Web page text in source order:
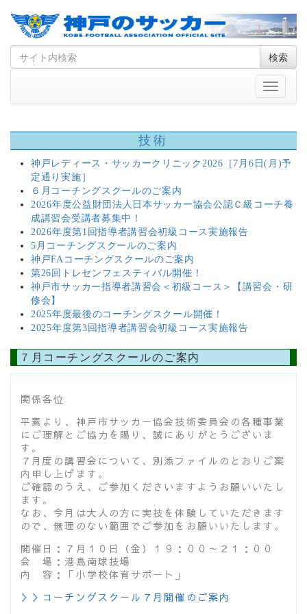
Skip
to
Search
for
検索
Toggle
技術
神戸レディース・サッカークリニック2026［7月6日(月)予
定通り実施］
６月コーチングスクールのご案内
2026年度公益財団法人日本サッカー協会公認Ｃ級コーチ養
成講習会受講者募集中！
2026年度第1回指導者講習会初級コース実施報告
5月コーチングスクールのご案内
神戸FAコーチングスクールのご案内
第26回トレセンフェスティバル開催！
神戸市サッカー指導者講習会＜初級コース＞【講習会・研
修会】
2025年度最後のコーチングスクール開催！
2025年度第3回指導者講習会初級コース実施報告
７月コーチングスクールのご案内
関係各位
平素より、 神戸市サッカー協会技術委員会の各種事業
にご理解とご協力を賜り、誠にありがとうございま
す。
７月度の講習会について、別添ファイルのとおりご案
内申し上げます。
ご確認のうえ、ご参加くださいますようお願いいたし
ます。
なお、今月は大人の方に実技を体験していただきます
ので、無理のない範囲でご参加をお願いいたします。
開催日：７月１０日（金）１９：００～２１：００
会 場：港島南球技場
内 容：「小学校体育サポート」
＞＞コーチングスクール７月開催のご案内